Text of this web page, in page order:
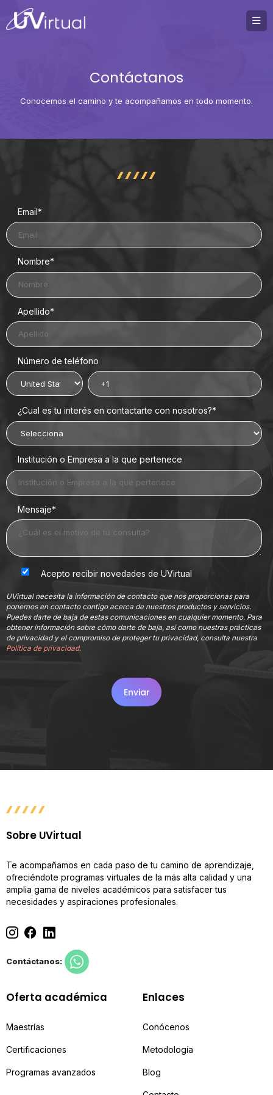
Contáctanos
Conocemos el camino y te acompañamos en todo momento.
Email*
Nombre*
Apellido*
Número de teléfono
¿Cual es tu interés en contactarte con nosotros?*
Institución o Empresa a la que pertenece
Mensaje*
Acepto recibir novedades de UVirtual
UVirtual necesita la información de contacto que nos proporcionas para
ponernos en contacto contigo acerca de nuestros productos y servicios.
Puedes darte de baja de estas comunicaciones en cualquier momento. Para
obtener información sobre cómo darte de baja, así como nuestras prácticas
de privacidad y el compromiso de proteger tu privacidad, consulta nuestra
Política de privacidad.
Sobre UVirtual
Te acompañamos en cada paso de tu camino de aprendizaje,
ofreciéndote programas virtuales de la más alta calidad y una
amplia gama de niveles académicos para satisfacer tus
necesidades y aspiraciones profesionales.
Contáctanos:
Oferta académica
Maestrías
Certificaciones
Programas avanzados
Enlaces
Conócenos
Metodología
Blog